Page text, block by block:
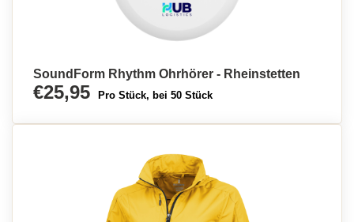
SoundForm Rhythm Ohrhörer - Rheinstetten
€25,95 Pro Stück, bei 50 Stück